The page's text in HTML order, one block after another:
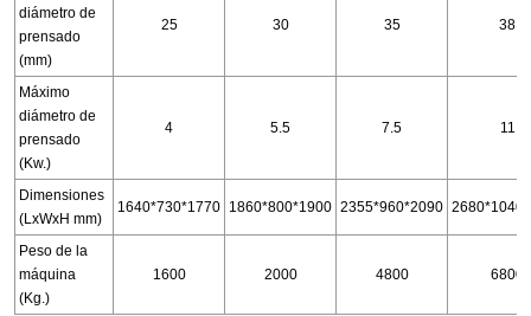
diámetro de
prensado
(mm)
25 30 35 38
Máximo
diámetro de
prensado
(Kw.)
4 5.5 7.5 11
Dimensiones
(LxWxH mm)
1640*730*1770 1860*800*1900 2355*960*2090
Peso de la
máquina
(Kg.)
1600 2000 4800 6800